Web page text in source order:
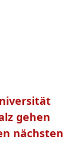
gehen
nächsten